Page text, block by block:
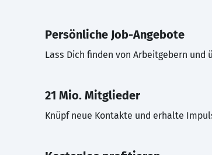
Persönliche Job-Angebote
Lass Dich finden von Arbeitgebern und
21 Mio. Mitglieder
Knüpf neue Kontakte und erhalte